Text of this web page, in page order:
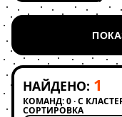
НАЙДЕНО: 1
КОМАНД: 0 · С
СОРТИРОВКА
Применить сортировку